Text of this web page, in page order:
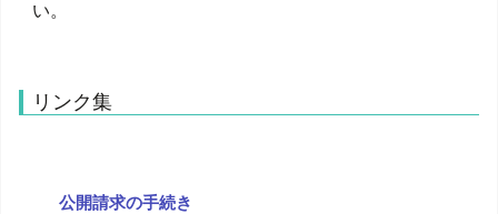
い。
リンク集
公開請求の手続き